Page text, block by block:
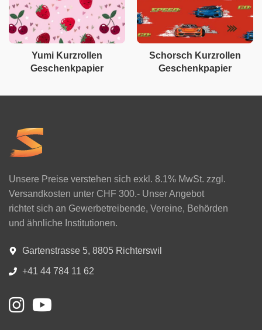
Yumi Kurzrollen
Geschenkpapier
Schorsch Kurzrollen
Geschenkpapier
Unsere Preise verstehen sich exkl. 8.1% MwSt. zzgl.
Versandkosten unter CHF 300.- Unser Angebot
richtet sich an Gewerbetreibende, Vereine, Behörden
und ähnliche Institutionen.
Gartenstrasse 5, 8805 Richterswil
+41 44 784 11 62